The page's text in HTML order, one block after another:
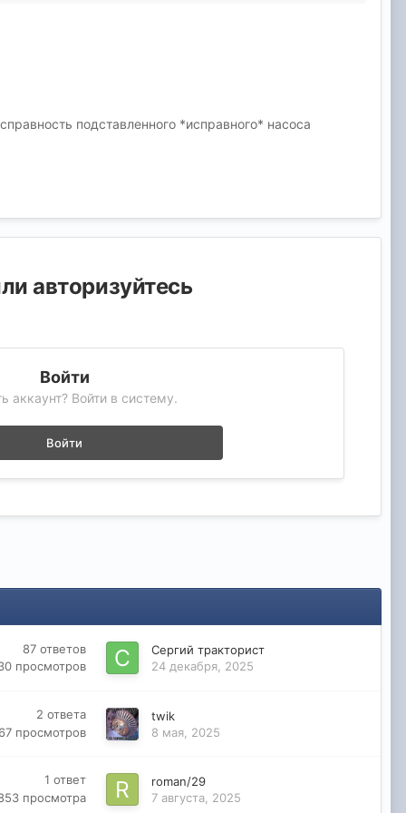
подставленного *исправного* насоса
авторизуйтесь
Войти
аккаунт? Войти в систему.
Войти
87 ответов
просмотров
Сергий тракторист
24 декабря, 2025
2 ответа
просмотров
twik
8 мая, 2025
1 ответ
просмотра
roman/29
7 августа, 2025